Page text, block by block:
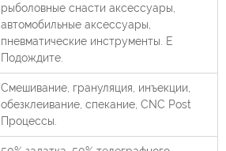
рыболовные снасти аксессуары,
автомобильные аксессуары,
пневматические инструменты.
Е
Подождите.
Смешивание, грануляция, инъекции,
обезклеивание, спекание, CNC Post
Процессы.